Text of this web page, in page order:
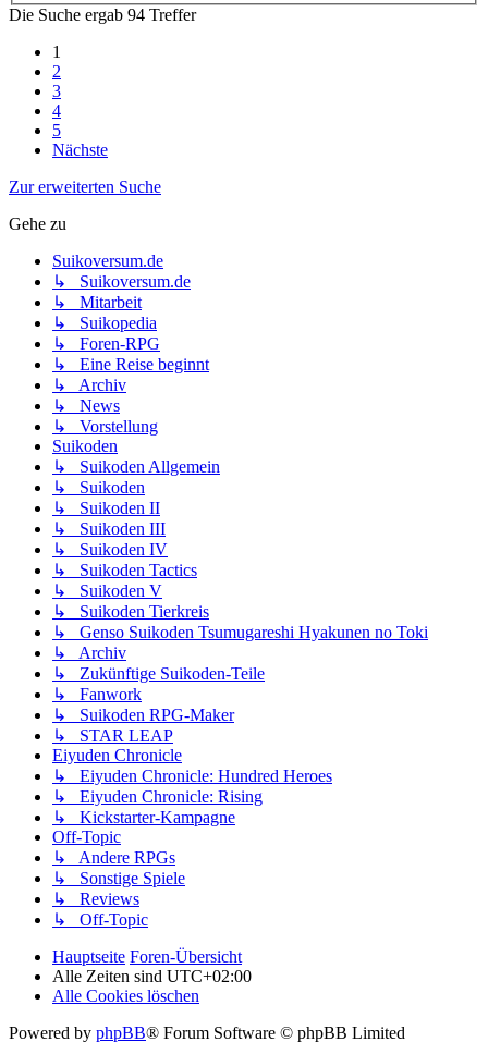
Die Suche ergab 94 Treffer
1
2
3
4
5
Nächste
Zur erweiterten Suche
Gehe zu
Suikoversum.de
↳ Suikoversum.de
↳ Mitarbeit
↳ Suikopedia
↳ Foren-RPG
↳ Eine Reise beginnt
↳ Archiv
↳ News
↳ Vorstellung
Suikoden
↳ Suikoden Allgemein
↳ Suikoden
↳ Suikoden II
↳ Suikoden III
↳ Suikoden IV
↳ Suikoden Tactics
↳ Suikoden V
↳ Suikoden Tierkreis
↳ Genso Suikoden Tsumugareshi Hyakunen no Toki
↳ Archiv
↳ Zukünftige Suikoden-Teile
↳ Fanwork
↳ Suikoden RPG-Maker
↳ STAR LEAP
Eiyuden Chronicle
↳ Eiyuden Chronicle: Hundred Heroes
↳ Eiyuden Chronicle: Rising
↳ Kickstarter-Kampagne
Off-Topic
↳ Andere RPGs
↳ Sonstige Spiele
↳ Reviews
↳ Off-Topic
Hauptseite Foren-Übersicht
Alle Zeiten sind UTC+02:00
Alle Cookies löschen
Powered by phpBB® Forum Software © phpBB Limited